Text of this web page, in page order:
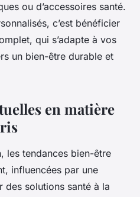
ou d’accessoires santé.
c’est bénéficier
qui s’adapte à vos
un bien-être durable et
en matière
les tendances bien-être
influencées par une
des solutions santé à la